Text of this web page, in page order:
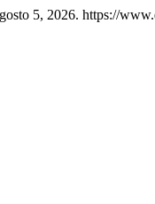
5, 2026. https://